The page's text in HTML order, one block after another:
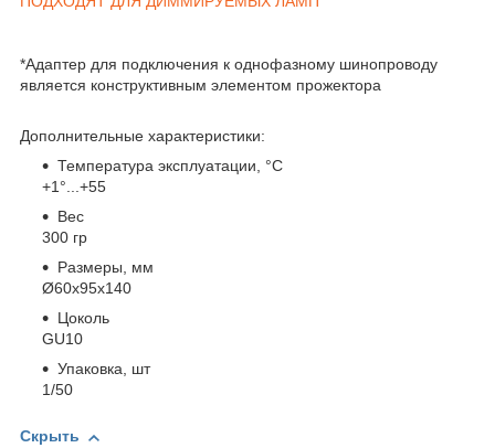
*Адаптер для подключения к однофазному шинопроводу
является конструктивным элементом прожектора
Дополнительные характеристики:
Температура эксплуатации, °С
+1°...+55
Вес
300 гр
Размеры, мм
Ø60x95x140
Цоколь
GU10
Упаковка, шт
1/50
Скрыть